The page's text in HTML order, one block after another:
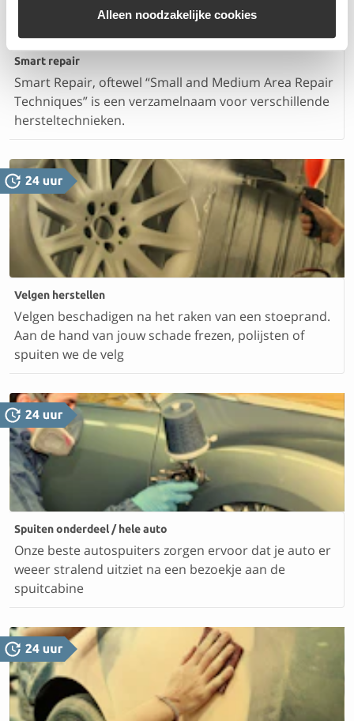
Alleen noodzakelijke cookies
Smart repair
Smart Repair, oftewel “Small and Medium Area Repair
Techniques” is een verzamelnaam voor verschillende
hersteltechnieken.
Velgen herstellen
Velgen beschadigen na het raken van een stoeprand.
Aan de hand van jouw schade frezen, polijsten of
spuiten we de velg
Spuiten onderdeel / hele auto
Onze beste autospuiters zorgen ervoor dat je auto er
weeer stralend uitziet na een bezoekje aan de
spuitcabine